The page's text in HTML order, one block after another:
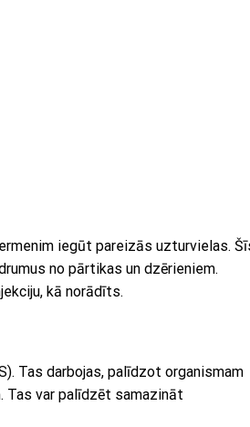
iegūt pareizās uzturvielas.
no pārtikas un dzērieniem.
kā norādīts.
Tas darbojas, palīdzot organismam
Tas var palīdzēt samazināt